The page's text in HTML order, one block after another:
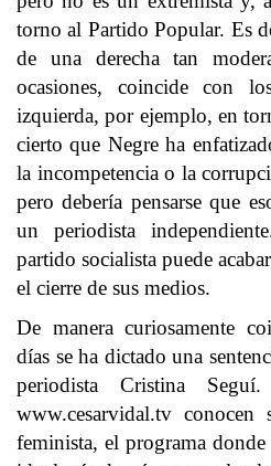
torno al Partido Popular. Es
de una derecha tan
ocasiones, coincide con
izquierda, por ejemplo, en
cierto que Negre ha
la incompetencia o la
pero debería pensarse que
un periodista
partido socialista puede
el cierre de sus medios.
De manera curiosamente
días se ha dictado una
periodista Cristina
www.cesarvidal.tv conocen
feminista, el programa